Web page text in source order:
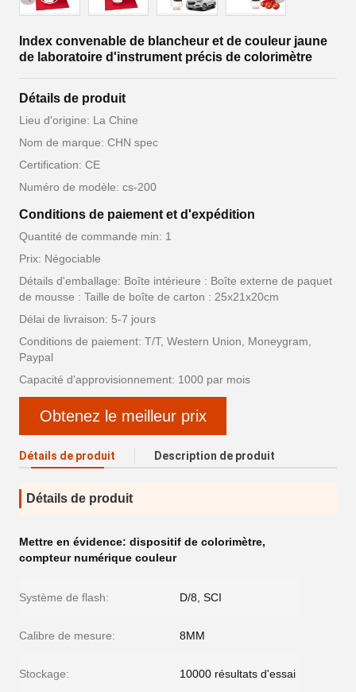
Index convenable de blancheur et de couleur jaune
de laboratoire d'instrument précis de colorimètre
Détails de produit
Lieu d'origine: La Chine
Nom de marque: CHN spec
Certification: CE
Numéro de modèle: cs-200
Conditions de paiement et d'expédition
Quantité de commande min: 1
Prix: Négociable
Détails d'emballage: Boîte intérieure : Boîte externe de paquet
de mousse : Taille de boîte de carton : 25x21x20cm
Délai de livraison: 5-7 jours
Conditions de paiement: T/T, Western Union, Moneygram,
Paypal
Capacité d'approvisionnement: 1000 par mois
Obtenez le meilleur prix
Détails de produit Description de produit
Détails de produit
Mettre en évidence: dispositif de colorimètre,
compteur numérique couleur
Système de flash: D/8, SCI
Calibre de mesure: 8MM
Stockage: 10000 résultats d'essai